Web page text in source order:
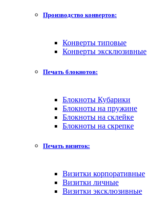
Производство конвертов:
Конверты типовые
Конверты эксклюзивные
Печать блокнотов:
Блокноты Кубарики
Блокноты на пружине
Блокноты на склейке
Блокноты на скрепке
Печать визиток:
Визитки корпоративные
Визитки личные
Визитки эксклюзивные